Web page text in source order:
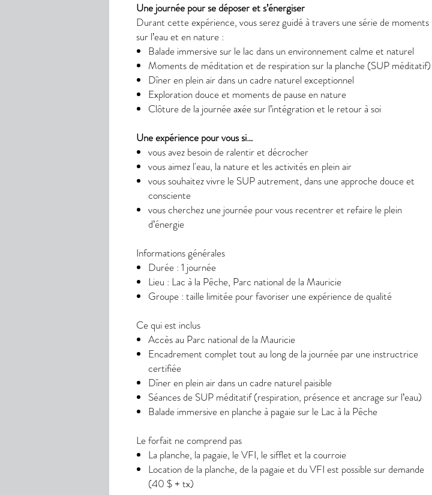
Une journée pour se déposer et s’énergiser
Durant cette expérience, vous serez guidé à travers une série de moments
sur l’eau et en nature :
Balade immersive sur le lac dans un environnement calme et naturel
Moments de méditation et de respiration sur la planche (SUP méditatif)
Dîner en plein air dans un cadre naturel exceptionnel
Exploration douce et moments de pause en nature
Clôture de la journée axée sur l’intégration et le retour à soi
Une expérience pour vous si…
vous avez besoin de ralentir et décrocher
vous aimez l'eau, la nature et les activités en plein air
vous souhaitez vivre le SUP autrement, dans une approche douce et
consciente
vous cherchez une journée pour vous recentrer et refaire le plein
d’énergie
Informations générales
Durée : 1 journée
Lieu : Lac à la Pêche, Parc national de la Mauricie
Groupe : taille limitée pour favoriser une expérience de qualité
Ce qui est inclus
Accès au Parc national de la Mauricie
Encadrement complet tout au long de la journée par une instructrice
certifiée
Dîner en plein air dans un cadre naturel paisible
Séances de SUP méditatif (respiration, présence et ancrage sur l’eau)
Balade immersive en planche à pagaie sur le Lac à la Pêche
Le forfait ne comprend pas
La planche, la pagaie, le VFI, le sifflet et la courroie
Location de la planche, de la pagaie et du VFI est possible sur demande
(40 $ + tx)